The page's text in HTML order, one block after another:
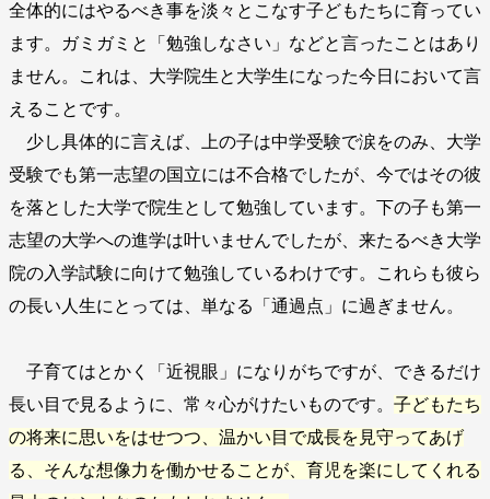
全体的にはやるべき事を淡々とこなす子どもたちに育ってい
ます。ガミガミと「勉強しなさい」などと言ったことはあり
ません。これは、大学院生と大学生になった今日において言
えることです。
少し具体的に言えば、上の子は中学受験で涙をのみ、大学
受験でも第一志望の国立には不合格でしたが、今ではその彼
を落とした大学で院生として勉強しています。下の子も第一
志望の大学への進学は叶いませんでしたが、来たるべき大学
院の入学試験に向けて勉強しているわけです。これらも彼ら
の長い人生にとっては、単なる「通過点」に過ぎません。
子育てはとかく「近視眼」になりがちですが、できるだけ
長い目で見るように、常々心がけたいものです。 子どもたち
の将来に思いをはせつつ、温かい目で成長を見守ってあげ
る、そんな想像力を働かせることが、育児を楽にしてくれる